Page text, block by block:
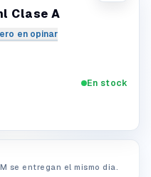
Clase A
en opinar
En stock
se entregan el mismo dia.